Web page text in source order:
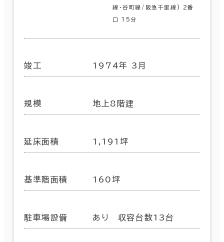
線･谷町線/阪急千里線) 2番
口 15分
竣工 1974年 3月
規模 地上8階建
延床面積 1,191坪
基準階面積 160坪
駐車場設備 あり 収容台数13台